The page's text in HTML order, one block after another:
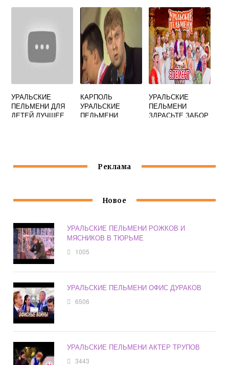
ОТЗЫВЫ
УРАЛЬСКИЕ
ПЕЛЬМЕНИ ДЛЯ
ДЕТЕЙ ЛУЧШЕЕ
КАРПОЛЬ
УРАЛЬСКИЕ
ПЕЛЬМЕНИ
УРАЛЬСКИЕ
ПЕЛЬМЕНИ
ЗДРАСЬТЕ ЗАБОР
Реклама
Новое
УРАЛЬСКИЕ ПЕЛЬМЕНИ РОЖКОВ И
МЯСНИКОВ В ТЮРЬМЕ
1005
УРАЛЬСКИЕ ПЕЛЬМЕНИ ОФИС ДУРАКОВ
6506
УРАЛЬСКИЕ ПЕЛЬМЕНИ АКТЕР ТРУПОВ
3443